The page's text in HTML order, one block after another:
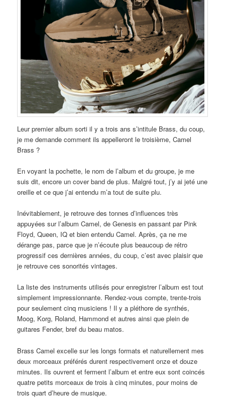
Leur premier album sorti il y a trois ans s’intitule Brass, du coup,
je me demande comment ils appelleront le troisième, Camel
Brass ?
En voyant la pochette, le nom de l’album et du groupe, je me
suis dit, encore un cover band de plus. Malgré tout, j’y ai jeté une
oreille et ce que j’ai entendu m’a tout de suite plu.
Inévitablement, je retrouve des tonnes d’influences très
appuyées sur l’album Camel, de Genesis en passant par Pink
Floyd, Queen, IQ et bien entendu Camel. Après, ça ne me
dérange pas, parce que je n’écoute plus beaucoup de rétro
progressif ces dernières années, du coup, c’est avec plaisir que
je retrouve ces sonorités vintages.
La liste des instruments utilisés pour enregistrer l’album est tout
simplement impressionnante. Rendez-vous compte, trente-trois
pour seulement cinq musiciens ! Il y a pléthore de synthés,
Moog, Korg, Roland, Hammond et autres ainsi que plein de
guitares Fender, bref du beau matos.
Brass Camel excelle sur les longs formats et naturellement mes
deux morceaux préférés durent respectivement onze et douze
minutes. Ils ouvrent et ferment l’album et entre eux sont coincés
quatre petits morceaux de trois à cinq minutes, pour moins de
trois quart d’heure de musique.